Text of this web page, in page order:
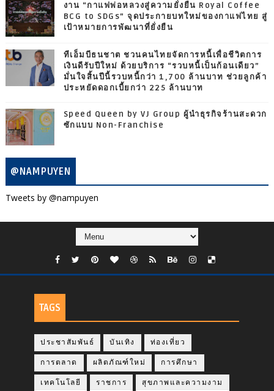
งาน “กาแฟพ่อหลวงสู่ความยั่งยืน Royal Coffee
BCG to SDGs” จุดประกายบทใหม่ของกาแฟไทย สู่
เป้าหมายการพัฒนาที่ยั่งยืน
ทีเอ็มบีธนชาต ชวนคนไทยจัดการหนี้เพื่อชีวิตการ
เงินดีรับปีใหม่ ด้วยบริการ “รวบหนี้เป็นก้อนเดียว”
มั่นใจสิ้นปีนี้รวบหนี้กว่า 1,700 ล้านบาท ช่วยลูกค้า
ประหยัดดอกเบี้ยกว่า 225 ล้านบาท
Speed Queen by VJ Group ผู้นำธุรกิจร้านสะดวก
ซักแบบ Non-Franchise
@NAMPUYEN
Tweets by @nampuyen
TAGS
ประชาสัมพันธ์ บันเทิง ท่องเที่ยว
การตลาด ผลิตภัณฑ์ใหม่ การศึกษา
เทคโนโลยี ราชการ สุขภาพและความงาม